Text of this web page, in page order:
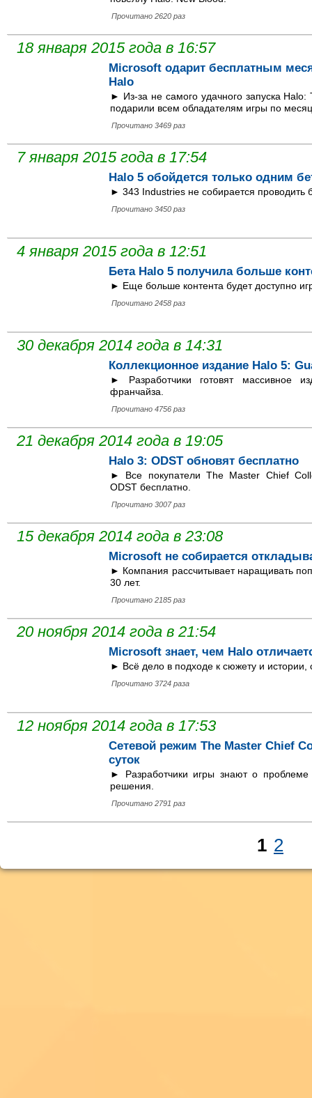
Прочитано 2620 раз
18 января 2015 года в 16:57
Microsoft одарит бесплатным
Halo
► Из-за не самого удачного запуска
подарили всем обладателям игры по
Прочитано 3469 раз
7 января 2015 года в 17:54
Halo 5 обойдется только одним
► 343 Industries не собирается проводить
Прочитано 3450 раз
4 января 2015 года в 12:51
Бета Halo 5 получила больше
► Еще больше контента будет доступно
Прочитано 2458 раз
30 декабря 2014 года в 14:31
Коллекционное издание Halo 5:
► Разработчики готовят массивное
франчайза.
Прочитано 4756 раз
21 декабря 2014 года в 19:05
Halo 3: ODST обновят бесплатно
► Все покупатели The Master Chief
ODST бесплатно.
Прочитано 3007 раз
15 декабря 2014 года в 23:08
Microsoft не собирается
► Компания рассчитывает наращивать
30 лет.
Прочитано 2185 раз
20 ноября 2014 года в 21:54
Microsoft знает, чем Halo
► Всё дело в подходе к сюжету и истории,
Прочитано 3724 раза
12 ноября 2014 года в 17:53
Сетевой режим The Master Chief
суток
► Разработчики игры знают о
решения.
Прочитано 2791 раз
1 2